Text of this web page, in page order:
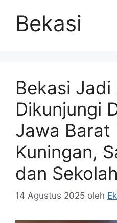
Bekasi
Bekasi
Dikunjungi
Jawa Barat
Kuningan,
dan
14 Agustus 2025 oleh